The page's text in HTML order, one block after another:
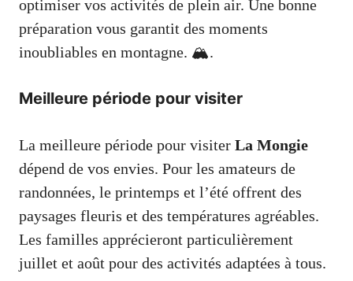
optimiser vos activités de plein air. Une bonne
préparation vous garantit des moments
inoubliables en montagne. 🏔️.
Meilleure période pour visiter
La meilleure période pour visiter La Mongie
dépend de vos envies. Pour les amateurs de
randonnées, le printemps et l’été offrent des
paysages fleuris et des températures agréables.
Les familles apprécieront particulièrement
juillet et août pour des activités adaptées à tous.